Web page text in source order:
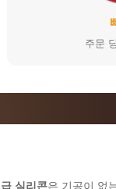
주문
급 실리콘은 기공이 없